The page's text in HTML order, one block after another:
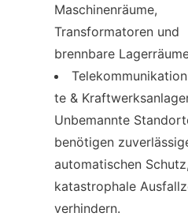
Maschinenräume,
Transformatoren und
brennbare
te &
Unbemannte
benötigen
automatischen
katastrophale
verhindern.